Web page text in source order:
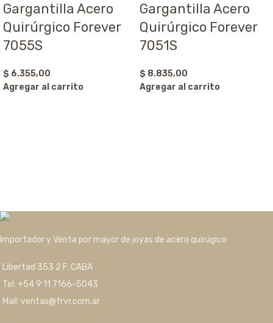
Gargantilla Acero
Quirúrgico Forever
7055S
$ 6.355,00
Agregar al carrito
Gargantilla Acero
Quirúrgico Forever
7051S
$ 8.835,00
Agregar al carrito
Importador y Venta por mayor de joyas de acero quirúgico
Libertad 353 2 F, CABA
Tel: +54 9 11 7166-5043
Mail: ventas@frvr.com.ar